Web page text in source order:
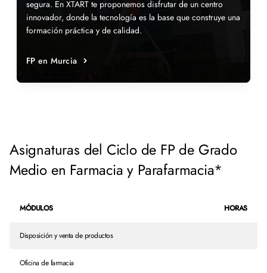
segura. En XTART te proponemos disfrutar de un centro
innovador, donde la tecnología es la base que construye una
formación práctica y de calidad.
FP en Murcia
Asignaturas del Ciclo de FP de Grado
Medio en Farmacia y Parafarmacia*
MÓDULOS HORAS
Disposición y venta de productos
Oficina de farmacia